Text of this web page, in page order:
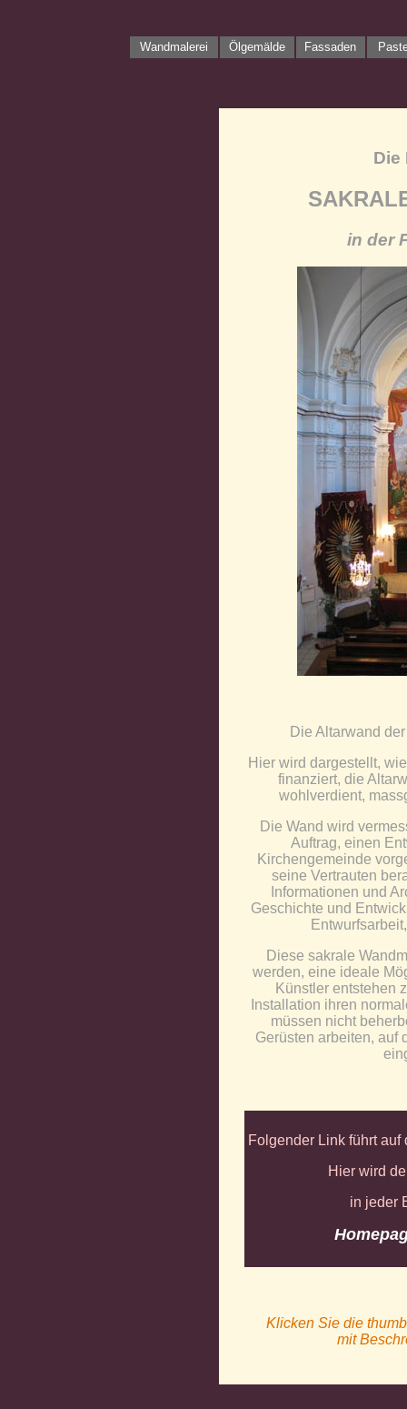
Wandmalerei Ölgemälde Fassaden
Die
in der
Die Altarwand
Hier wird dargestellt,
finanziert, die
wohlverdient,
Die Wand wird
Auftrag, einen
Kirchengemeinde
seine Vertrauten
Informationen und
Geschichte und
Diese sakrale
werden, eine ideale
Künstler entstehen
Installation ihren
müssen nicht
Gerüsten arbeiten, auf
Folgender Link führt
Hier wird
in jeder
Klicken Sie die
mit